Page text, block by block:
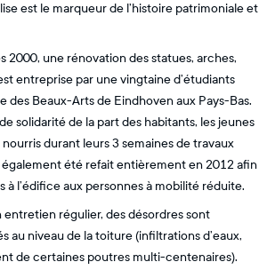
est le marqueur de l’histoire patrimoniale et
2000, une rénovation des statues, arches,
entreprise par une vingtaine d’étudiants
des Beaux-Arts de Eindhoven aux Pays-Bas.
solidarité de la part des habitants, les jeunes
durant leurs 3 semaines de travaux
également été refait entièrement en 2012 afin
à l’édifice aux personnes à mobilité réduite.
entretien régulier, des désordres sont
au niveau de la toiture (infiltrations d’eaux,
de certaines poutres multi-centenaires).